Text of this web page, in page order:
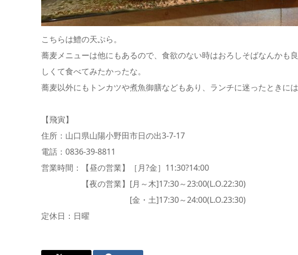
こちらは鱧の天ぷら。
蕎麦メニューは他にもあるので、食欲のない時はおろしそばなんかも
しくて食べてみたかったな。
蕎麦以外にもトンカツや煮魚御膳などもあり、ランチに迷ったときに
【飛寅】
住所：山口県山陽小野田市日の出3-7-17
電話：0836-39-8811
営業時間：【昼の営業】［月?金］11:30?14:00
【夜の営業】[月～木]17:30～23:00(L.O.22:30)
[金・土]17:30～24:00(L.O.23:30)
定休日：日曜